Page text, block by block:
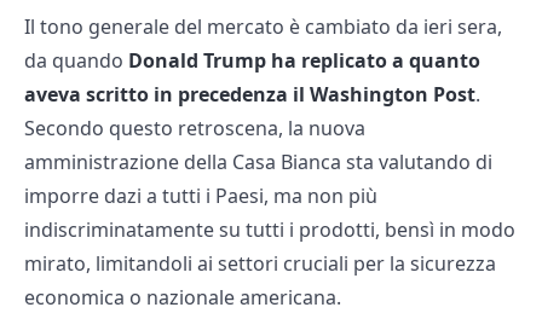
Il tono generale del mercato è cambiato da ieri sera,
da quando Donald Trump ha replicato a quanto
aveva scritto in precedenza il Washington Post.
Secondo questo retroscena, la nuova
amministrazione della Casa Bianca sta valutando di
imporre dazi a tutti i Paesi, ma non più
indiscriminatamente su tutti i prodotti, bensì in modo
mirato, limitandoli ai settori cruciali per la sicurezza
economica o nazionale americana.